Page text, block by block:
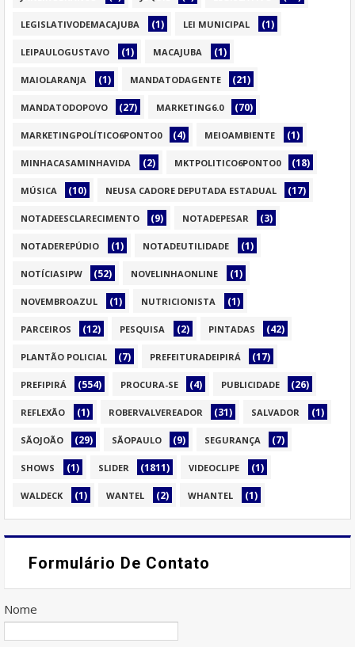
LEGISLATIVODEMACAJUBA (1) LEI MUNICIPAL (1)
LEIPAULOGUSTAVO (1) MACAJUBA (1)
MAIOLARANJA (1) MANDATODAGENTE (21)
MANDATODOPOVO (27) MARKETING6.0 (70)
MARKETINGPOLÍTICO6PONTO0 (4) MEIOAMBIENTE (1)
MINHACASAMINHAVIDA (2) MKTPOLITICO6PONTO0 (18)
MÚSICA (10) NEUSA CADORE DEPUTADA ESTADUAL (17)
NOTADEESCLARECIMENTO (9) NOTADEPESAR (3)
NOTADEREPÚDIO (1) NOTADEUTILIDADE (1)
NOTÍCIASIPW (52) NOVELINHAONLINE (1)
NOVEMBROAZUL (1) NUTRICIONISTA (1)
PARCEIROS (12) PESQUISA (2) PINTADAS (42)
PLANTÃO POLICIAL (7) PREFEITURADEIPIRÁ (17)
PREFIPIRÁ (554) PROCURA-SE (4) PUBLICIDADE (26)
REFLEXÃO (1) ROBERVALVEREADOR (31) SALVADOR (1)
SÃOJOÃO (29) SÃOPAULO (9) SEGURANÇA (7)
SHOWS (1) SLIDER (1811) VIDEOCLIPE (1)
WALDECK (1) WANTEL (2) WHANTEL (1)
Formulário De Contato
Nome